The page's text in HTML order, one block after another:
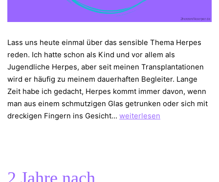
Lass uns heute einmal über das sensible Thema Herpes
reden. Ich hatte schon als Kind und vor allem als
Jugendliche Herpes, aber seit meinen Transplantationen
wird er häufig zu meinem dauerhaften Begleiter. Lange
Zeit habe ich gedacht, Herpes kommt immer davon, wenn
man aus einem schmutzigen Glas getrunken oder sich mit
dreckigen Fingern ins Gesicht… Herpes
weiterlesen
2 Jahre nach